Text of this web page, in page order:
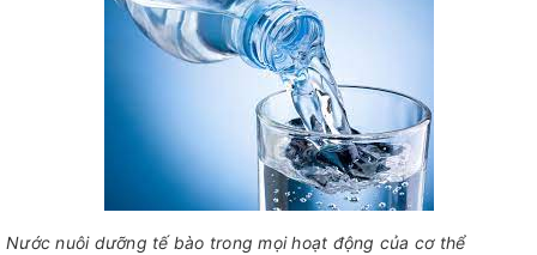
Nước nuôi dưỡng tế bào trong mọi hoạt động của cơ thể